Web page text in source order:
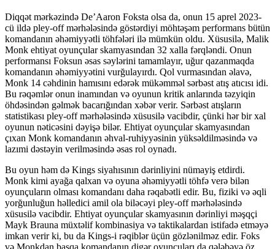
Diqqət mərkəzində De’Aaron Foksta olsa da, onun 15 aprel 2023-
cü ildə pley-off mərhələsində göstərdiyi möhtəşəm performans bütün
komandanın əhəmiyyətli töhfələri ilə mümkün oldu. Xüsusilə, Malik
Monk ehtiyat oyunçular skamyasından 32 xalla fərqləndi. Onun
performansı Foksun əsas səylərini tamamlayır, uğur qazanmaqda
komandanın əhəmiyyətini vurğulayırdı. Qol vurmasından əlavə,
Monk 14 cəhdinin hamısını edərək mükəmməl sərbəst atış atıcısı idi.
Bu rəqəmlər onun inamından və oyunun kritik anlarında təzyiqin
öhdəsindən gəlmək bacarığından xəbər verir. Sərbəst atışların
statistikası pley-off mərhələsində xüsusilə vacibdir, çünki hər bir xal
oyunun nəticəsini dəyişə bilər. Ehtiyat oyunçular skamyasından
çıxan Monk komandanın əhval-ruhiyyəsinin yüksəldilməsində və
lazımi dəstəyin verilməsində əsas rol oynadı.
Bu oyun həm də Kings siyahısının dərinliyini nümayiş etdirdi.
Monk kimi ayağa qalxan və oyuna əhəmiyyətli töhfə verə bilən
oyunçuların olması komandanı daha rəqabətli edir. Bu, fiziki və əqli
yorğunluğun həlledici amil ola biləcəyi pley-off mərhələsində
xüsusilə vacibdir. Ehtiyat oyunçular skamyasının dərinliyi məşqçi
Mayk Brauna müxtəlif kombinasiya və taktikalardan istifadə etməyə
imkan verir ki, bu da Kings-i rəqiblər üçün gözlənilməz edir. Foks